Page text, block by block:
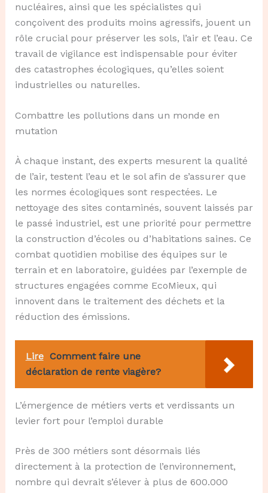
nucléaires, ainsi que les spécialistes qui
conçoivent des produits moins agressifs, jouent un
rôle crucial pour préserver les sols, l’air et l’eau. Ce
travail de vigilance est indispensable pour éviter
des catastrophes écologiques, qu’elles soient
industrielles ou naturelles.
Combattre les pollutions dans un monde en
mutation
À chaque instant, des experts mesurent la qualité
de l’air, testent l’eau et le sol afin de s’assurer que
les normes écologiques sont respectées. Le
nettoyage des sites contaminés, souvent laissés par
le passé industriel, est une priorité pour permettre
la construction d’écoles ou d’habitations saines. Ce
combat quotidien mobilise des équipes sur le
terrain et en laboratoire, guidées par l’exemple de
structures engagées comme EcoMieux, qui
innovent dans le traitement des déchets et la
réduction des émissions.
Lire Comment faire une
déclaration de rente viagère?
L’émergence de métiers verts et verdissants un
levier fort pour l’emploi durable
Près de 300 métiers sont désormais liés
directement à la protection de l’environnement,
nombre qui devrait s’élever à plus de 600.000